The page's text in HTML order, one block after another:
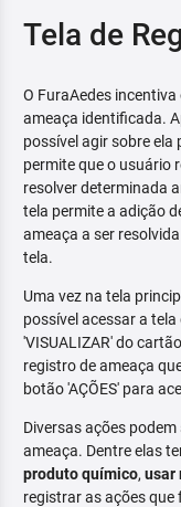
Tela de
O FuraAedes
ameaça identificada.
possível agir sobre ela
permite que o usuário
resolver determinada
tela permite a adição
ameaça a ser
tela.
Uma vez na tela
possível acessar a
'VISUALIZAR' do
registro de ameaça
botão 'AÇÕES' para
Diversas ações
ameaça. Dentre elas
produto químico, usar
registrar as ações